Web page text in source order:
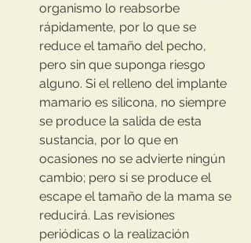
organismo lo reabsorbe
rápidamente, por lo que se
reduce el tamaño del pecho,
pero sin que suponga riesgo
alguno. Si el relleno del implante
mamario es silicona, no siempre
se produce la salida de esta
sustancia, por lo que en
ocasiones no se advierte ningún
cambio; pero si se produce el
escape el tamaño de la mama se
reducirá. Las revisiones
periódicas o la realización